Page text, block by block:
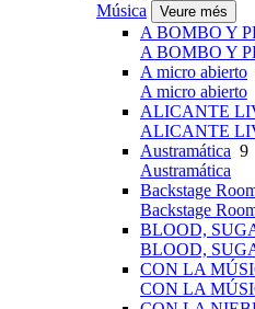
Música
Veure més
A BOMBO Y
A BOMBO Y
A micro abierto
A micro abierto
ALICANTE
ALICANTE
Austramática 9
Austramática
Backstage
Backstage
BLOOD,
BLOOD,
CON LA
CON LA